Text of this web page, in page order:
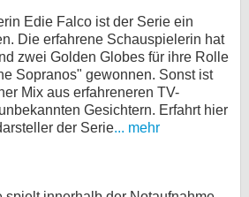
Edie Falco ist der Serie ein
Die erfahrene Schauspielerin hat
zwei Golden Globes für ihre Rolle
Sopranos" gewonnen. Sonst ist
Mix aus erfahreneren TV-
Gesichtern. Erfahrt hier
der Serie... mehr